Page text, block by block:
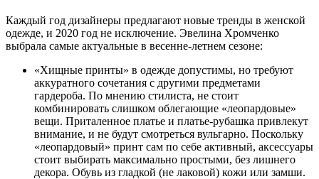
Каждый год дизайнеры предлагают новые тренды в женской
одежде, и 2020 год не исключение. Эвелина Хромченко
выбрала самые актуальные в весенне-летнем сезоне:
«Хищные принты» в одежде допустимы, но требуют
аккуратного сочетания с другими предметами
гардероба. По мнению стилиста, не стоит
комбинировать слишком облегающие «леопардовые»
вещи. Приталенное платье и платье-рубашка привлекут
внимание, и не будут смотреться вульгарно. Поскольку
«леопардовый» принт сам по себе активный, аксессуары
стоит выбирать максимально простыми, без лишнего
декора. Обувь из гладкой (не лаковой) кожи или замши.